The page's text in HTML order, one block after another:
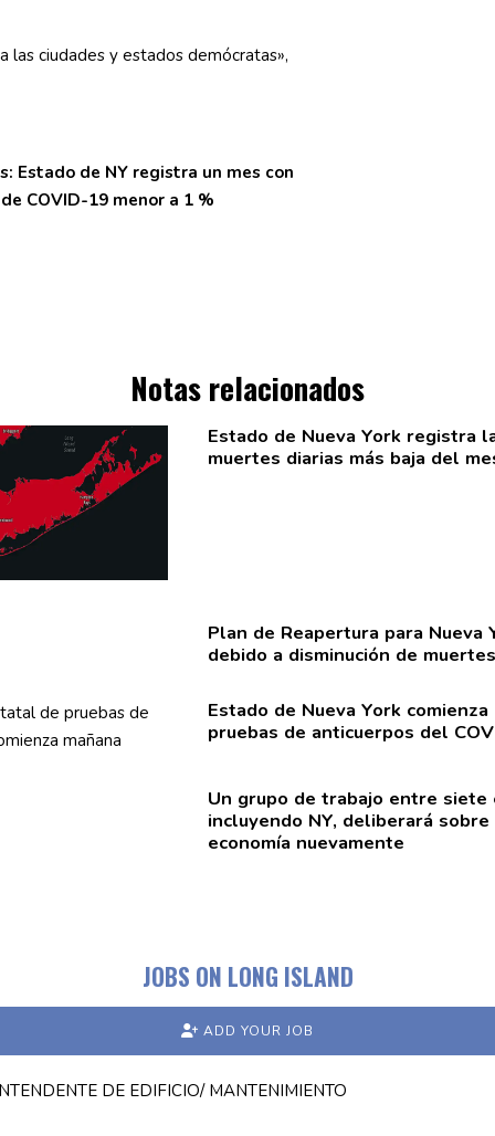
las ciudades y estados demócratas»,
Estado de NY registra un mes con
COVID-19 menor a 1 %
Notas relacionados
Estado de Nueva York registra
muertes diarias más baja del
Plan de Reapertura para Nueva
debido a disminución de
Estado de Nueva York comienza
pruebas de anticuerpos del
Un grupo de trabajo entre siete
incluyendo NY, deliberará sobre
economía nuevamente
JOBS ON LONG ISLAND
ADD YOUR JOB
DE EDIFICIO/ MANTENIMIENTO